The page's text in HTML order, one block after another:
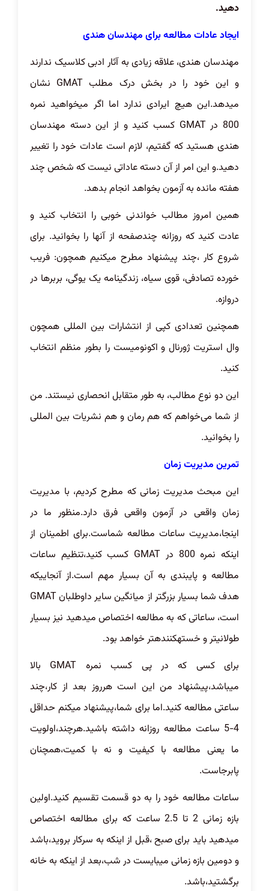
دهید.
ایجاد عادات مطالعه برای مهندسان هندی
مهندسان هندی، علاقه زیادی به آثار ادبی کلاسیک ندارند
و این خود را در بخش درک مطلب GMAT نشان
میدهد.این هیچ ایرادی ندارد اما اگر میخواهید نمره
800 در GMAT کسب کنید و از این دسته مهندسان
هندی هستید که گفتیم، لازم است عادات خود را تغییر
دهید.و این امر از آن دسته عاداتی نیست که شخص چند
هفته مانده به آزمون بخواهد انجام بدهد.
همین امروز مطالب خواندنی خوبی را انتخاب کنید و
عادت کنید که روزانه چندصفحه از آنها را بخوانید. برای
شروع کار ،چند پیشنهاد مطرح میکنیم همچون: فریب
خورده تصادفی، قوی سیاه، زندگینامه یک یوگی، بربرها در
دروازه.
همچنین تعدادی کپی از انتشارات بین المللی همچون
وال استریت ژورنال و اکونومیست را بطور منظم انتخاب
کنید.
این دو نوع مطالب، به طور متقابل انحصاری نیستند. من
از شما می‌خواهم که هم رمان و هم نشریات بین المللی
را بخوانید.
تمرین مدیریت زمان
این مبحث مدیریت زمانی که مطرح کردیم، با مدیریت
زمان واقعی در آزمون واقعی فرق دارد.منظور ما در
اینجا،مدیریت ساعات مطالعه شماست.برای اطمینان از
اینکه نمره 800 در GMAT کسب کنید،تنظیم ساعات
مطالعه و پایبندی به آن بسیار مهم است.از آنجاییکه
هدف شما بسیار بزرگتر از میانگین سایر داوطلبان GMAT
است، ساعاتی که به مطالعه اختصاص میدهید نیز بسیار
طولانیتر و خستهکنندهتر خواهد بود.
برای کسی که در پی کسب نمره GMAT بالا
میباشد،پیشنهاد من این است هرروز بعد از کار،چند
ساعتی مطالعه کنید.اما برای شما،پیشنهاد میکنم حداقل
4-5 ساعت مطالعه روزانه داشته باشید.هرچند،اولویت
ما یعنی مطالعه با کیفیت و نه با کمیت،همچنان
پابرجاست.
ساعات مطالعه خود را به دو قسمت تقسیم کنید.اولین
بازه زمانی 2 تا 2.5 ساعت که برای مطالعه اختصاص
میدهید باید برای صبح ،قبل از اینکه به سرکار بروید،باشد
و دومین بازه زمانی میبایست در شب،بعد از اینکه به خانه
برگشتید،باشد.